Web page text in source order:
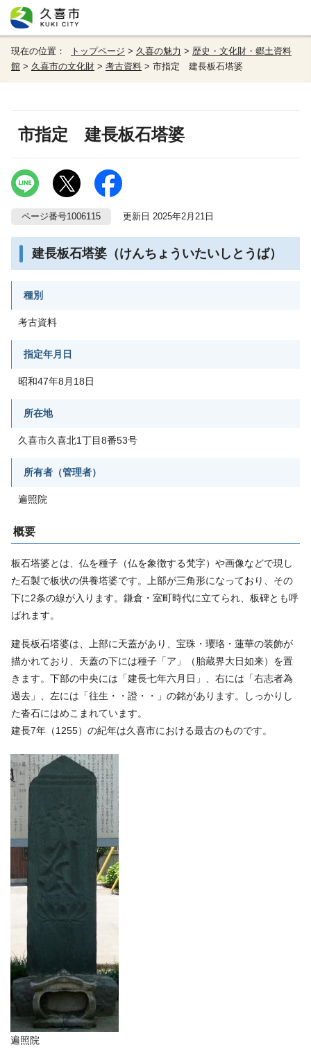
現在の位置： トップページ > 久喜の魅力 > 歴史・文化財・郷土資料
館 > 久喜市の文化財 > 考古資料 > 市指定 建長板石塔婆
市指定 建長板石塔婆
ページ番号1006115 更新日 2025年2月21日
建長板石塔婆（けんちょういたいしとうば）
種別
考古資料
指定年月日
昭和47年8月18日
所在地
久喜市久喜北1丁目8番53号
所有者（管理者）
遍照院
概要
板石塔婆とは、仏を種子（仏を象徴する梵字）や画像などで現し
た石製で板状の供養塔婆です。上部が三角形になっており、その
下に2条の線が入ります。鎌倉・室町時代に立てられ、板碑とも呼
ばれます。
建長板石塔婆は、上部に天蓋があり、宝珠・瓔珞・蓮華の装飾が
描かれており、天蓋の下には種子「ア」（胎蔵界大日如来）を置
きます。下部の中央には「建長七年六月日」、右には「右志者為
過去」、左には「往生・・證・・」の銘があります。しっかりし
た沓石にはめこまれています。
建長7年（1255）の紀年は久喜市における最古のものです。
遍照院